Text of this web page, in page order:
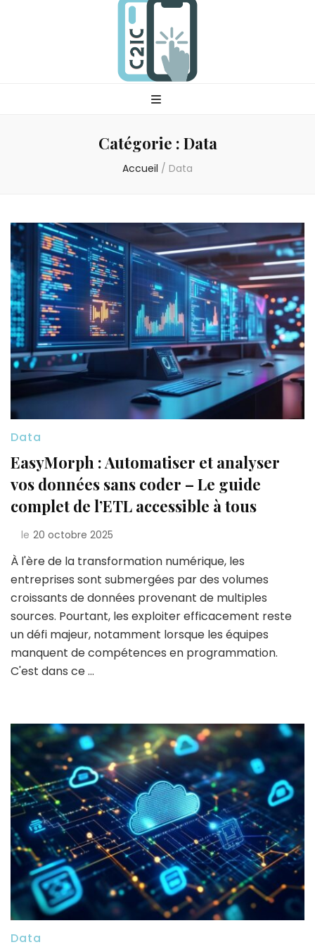
Catégorie : Data
Accueil / Data
Data
EasyMorph : Automatiser et analyser
vos données sans coder – Le guide
complet de l’ETL accessible à tous
le 20 octobre 2025
À l'ère de la transformation numérique, les
entreprises sont submergées par des volumes
croissants de données provenant de multiples
sources. Pourtant, les exploiter efficacement reste
un défi majeur, notamment lorsque les équipes
manquent de compétences en programmation.
C'est dans ce …
Data